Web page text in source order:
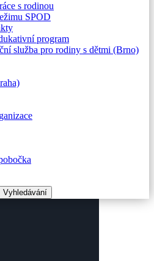
s rodinou
SPOD
program
služba pro rodiny s dětmi (Brno)